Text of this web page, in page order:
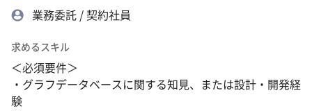
業務委託 / 契約社員
求めるスキル
＜必須要件＞
・グラフデータベースに関する知見、または設計・開発経
験